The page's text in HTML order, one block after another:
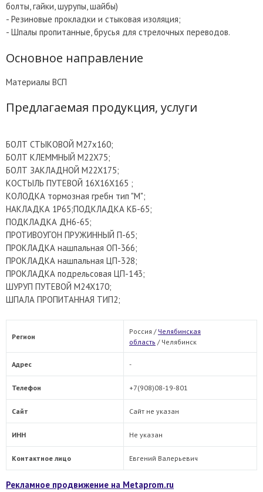
болты, гайки, шурупы, шайбы)
- Резиновые прокладки и стыковая изоляция;
- Шпалы пропитанные, брусья для стрелочных переводов.
Основное направление
Материалы ВСП
Предлагаемая продукция, услуги
БОЛТ СТЫКОВОЙ М27х160;
БОЛТ КЛЕММНЫЙ М22Х75;
БОЛТ ЗАКЛАДНОЙ М22Х175;
КОСТЫЛЬ ПУТЕВОЙ 16Х16Х165 ;
КОЛОДКА тормозная гребн тип "М";
НАКЛАДКА 1Р65;ПОДКЛАДКА КБ-65;
ПОДКЛАДКА ДН6-65;
ПРОТИВОУГОН ПРУЖИННЫЙ П-65;
ПРОКЛАДКА нашпальная ОП-366;
ПРОКЛАДКА нашпальная ЦП-328;
ПРОКЛАДКА подрельсовая ЦП-143;
ШУРУП ПУТЕВОЙ М24Х170;
ШПАЛА ПРОПИТАННАЯ ТИП2;
Регион
Россия / Челябинская
область / Челябинск
Адрес -
Телефон +7(908)08-19-801
Сайт Сайт не указан
ИНН Не указан
Контактное лицо Евгений Валерьевич
Рекламное продвижение на Metaprom.ru